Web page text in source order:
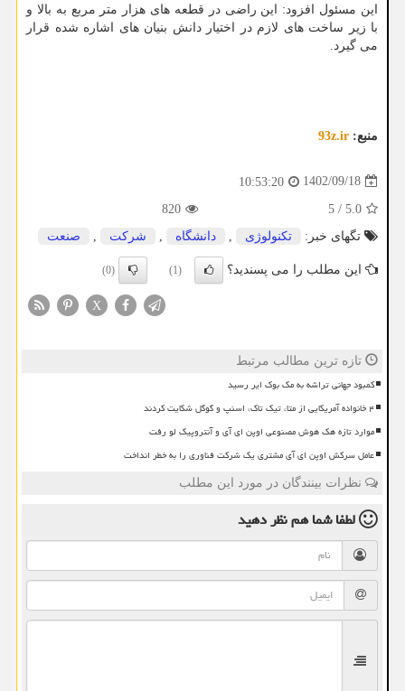
این مسئول افزود: این راضی در قطعه های هزار متر مربع به بالا و
با زیر ساخت های لازم در اختیار دانش بنیان های اشاره شده قرار
می گیرد.
منبع: 93z.ir
1402/09/18
10:53:20
5.0
/
5
820
تگهای خبر:
تكنولوژی دانشگاه شركت صنعت
این مطلب را می پسندید؟ (1)
(0)
X
تازه ترین مطالب مرتبط
کمبود جهانی تراشه به مک بوک ایر رسید
۴ خانواده آمریکایی از متا، تیک تاک، اسنپ و گوگل شکایت کردند
موارد تازه هک هوش مصنوعی اوپن ای آی و آنتروپیک لو رفت
عامل سرکش اوپن ای آی مشتری یک شرکت فناوری را به خطر انداخت
نظرات بینندگان در مورد این مطلب
لطفا شما همنظر دهید